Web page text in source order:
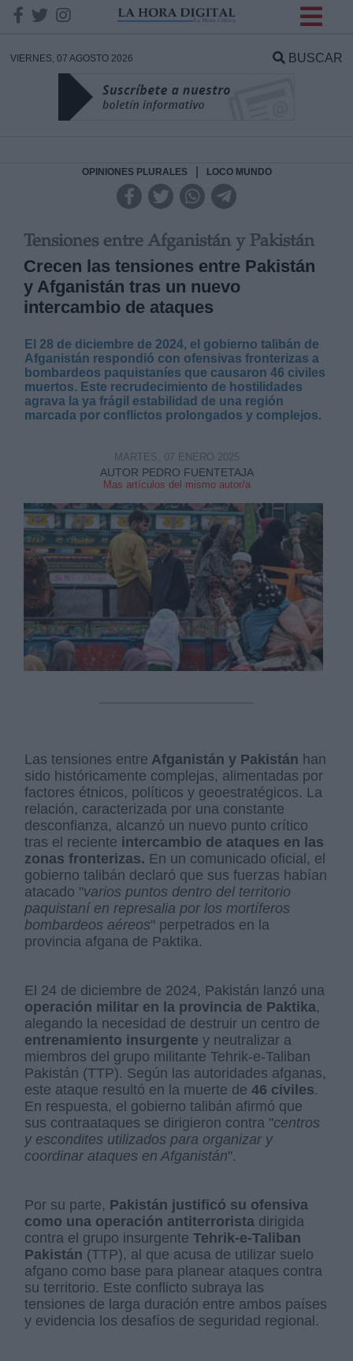
VIERNES, 07 AGOSTO 2026 BUSCAR
OPINIONES PLURALES LOCO MUNDO
Tensiones entre Afganistán y Pakistán
Crecen las tensiones entre Pakistán
y Afganistán tras un nuevo
intercambio de ataques
El 28 de diciembre de 2024, el gobierno talibán de
Afganistán respondió con ofensivas fronterizas a
bombardeos paquistaníes que causaron 46 civiles
muertos. Este recrudecimiento de hostilidades
agrava la ya frágil estabilidad de una región
marcada por conflictos prolongados y complejos.
AUTOR PEDRO FUENTETAJA
Mas artículos del mismo autor/a
MARTES, 07 ENERO 2025
Las tensiones entre Afganistán y Pakistán han
sido históricamente complejas, alimentadas por
factores étnicos, políticos y geoestratégicos. La
relación, caracterizada por una constante
desconfianza, alcanzó un nuevo punto crítico
tras el reciente intercambio de ataques en las
zonas fronterizas. En un comunicado oficial, el
gobierno talibán declaró que sus fuerzas habían
atacado "varios puntos dentro del territorio
paquistaní en represalia por los mortíferos
bombardeos aéreos" perpetrados en la
provincia afgana de Paktika.
El 24 de diciembre de 2024, Pakistán lanzó una
operación militar en la provincia de Paktika,
alegando la necesidad de destruir un centro de
entrenamiento insurgente y neutralizar a
miembros del grupo militante Tehrik-e-Taliban
Pakistán (TTP). Según las autoridades afganas,
este ataque resultó en la muerte de46 civiles.
En respuesta, el gobierno talibán afirmó que
sus contraataques se dirigieron contra "centros
y escondites utilizados para organizar y
coordinar ataques en Afganistán".
Por su parte, Pakistán justificó su ofensiva
como una operación antiterrorista dirigida
contra el grupo insurgenteTehrik-e-Taliban
Pakistán (TTP), al que acusa de utilizar suelo
afgano como base para planear ataques contra
su territorio. Este conflicto subraya las
tensiones de larga duración entre ambos países
y evidencia los desafíos de seguridad regional.
DATOS
Responsable:
Legitimación:
link
Información adicional
link